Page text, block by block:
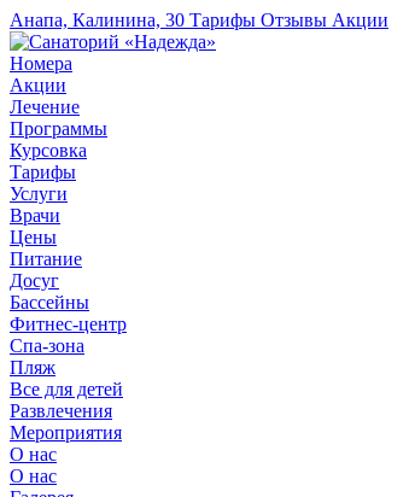
Анапа, Калинина, 30 Тарифы Отзывы Акции
Номера
Акции
Лечение
Программы
Курсовка
Тарифы
Услуги
Врачи
Цены
Питание
Досуг
Бассейны
Фитнес-центр
Спа-зона
Пляж
Все для детей
Развлечения
Мероприятия
О нас
О нас